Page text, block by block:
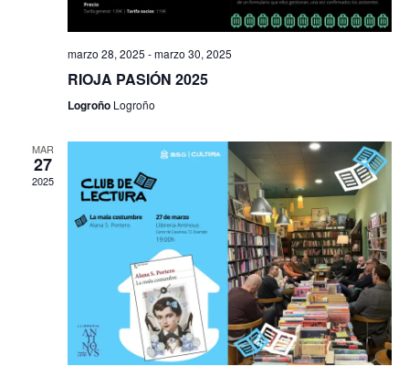
marzo 28, 2025 -marzo 30, 2025
RIOJA PASIÓN 2025
Logroño Logroño
MAR
27
2025